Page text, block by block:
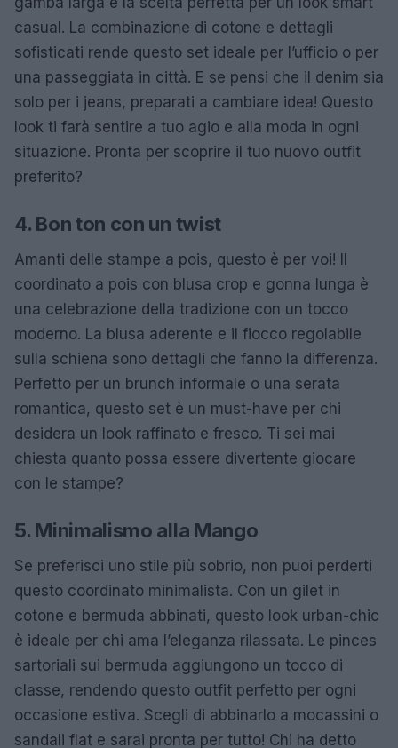
casual. La combinazione di cotone e dettagli
sofisticati rende questo set ideale per l’ufficio o per
una passeggiata in città. E se pensi che il denim sia
solo per i jeans, preparati a cambiare idea! Questo
look ti farà sentire a tuo agio e alla moda in ogni
situazione. Pronta per scoprire il tuo nuovo outfit
preferito?
4. Bon ton con un twist
Amanti delle stampe a pois, questo è per voi! Il
coordinato a pois con blusa crop e gonna lunga è
una celebrazione della tradizione con un tocco
moderno. La blusa aderente e il fiocco regolabile
sulla schiena sono dettagli che fanno la differenza.
Perfetto per un brunch informale o una serata
romantica, questo set è un must-have per chi
desidera un look raffinato e fresco. Ti sei mai
chiesta quanto possa essere divertente giocare
con le stampe?
5. Minimalismo alla Mango
Se preferisci uno stile più sobrio, non puoi perderti
questo coordinato minimalista. Con un gilet in
cotone e bermuda abbinati, questo look urban-chic
è ideale per chi ama l’eleganza rilassata. Le pinces
sartoriali sui bermuda aggiungono un tocco di
classe, rendendo questo outfit perfetto per ogni
occasione estiva. Scegli di abbinarlo a mocassini o
sandali flat e sarai pronta per tutto! Chi ha detto